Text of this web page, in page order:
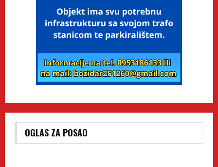
OGLAS ZA POSAO